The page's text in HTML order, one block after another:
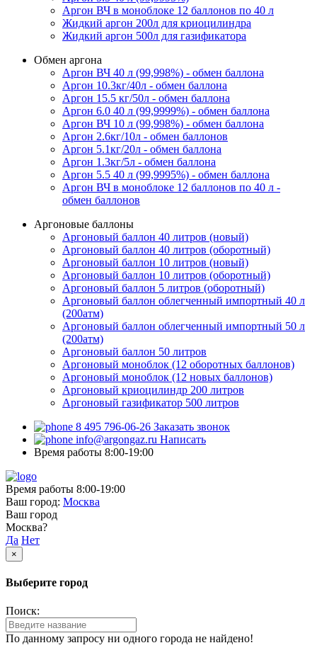
Аргон ВЧ в моноблоке 12 баллонов по 40 л
Жидкий аргон 200л для криоцилиндра
Жидкий аргон 500л для газификатора
Обмен аргона
Аргон ВЧ 40 л (99,998%) - обмен баллона
Аргон 10.3кг/40л - обмен баллона
Аргон 15.5 кг/50л - обмен баллона
Аргон 6.0 40 л (99,9999%) - обмен баллона
Аргон ВЧ 10 л (99,998%) - обмен баллона
Аргон 2.6кг/10л - обмен баллонов
Аргон 5.1кг/20л - обмен баллона
Аргон 1.3кг/5л - обмен баллона
Аргон 5.5 40 л (99,9995%) - обмен баллона
Аргон ВЧ в моноблоке 12 баллонов по 40 л -
обмен баллонов
Аргоновые баллоны
Аргоновый баллон 40 литров (новый)
Аргоновый баллон 40 литров (оборотный)
Аргоновый баллон 10 литров (новый)
Аргоновый баллон 10 литров (оборотный)
Аргоновый баллон 5 литров (оборотный)
Аргоновый баллон облегченный импортный 40 л
(200атм)
Аргоновый баллон облегченный импортный 50 л
(200атм)
Аргоновый баллон 50 литров
Аргоновый моноблок (12 оборотных баллонов)
Аргоновый моноблок (12 новых баллонов)
Аргоновый криоцилиндр 200 литров
Аргоновый газификатор 500 литров
8 495 796-06-26 Заказать звонок
info@argongaz.ru Написать
Время работы 8:00-19:00
Время работы 8:00-19:00
Ваш город: Москва
Ваш город
Москва?
Да Нет
×
Выберите город
Поиск:
По данному запросу ни одного города не найдено!